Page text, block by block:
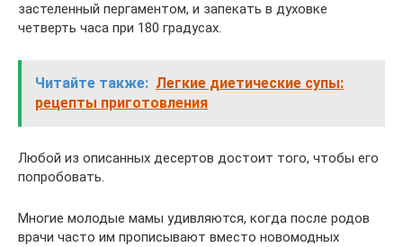
застеленный пергаментом, и запекать в духовке
четверть часа при 180 градусах.
Читайте также: Легкие диетические супы:
рецепты приготовления
Любой из описанных десертов достоит того, чтобы его
попробовать.
Многие молодые мамы удивляются, когда после родов
врачи часто им прописывают вместо новомодных